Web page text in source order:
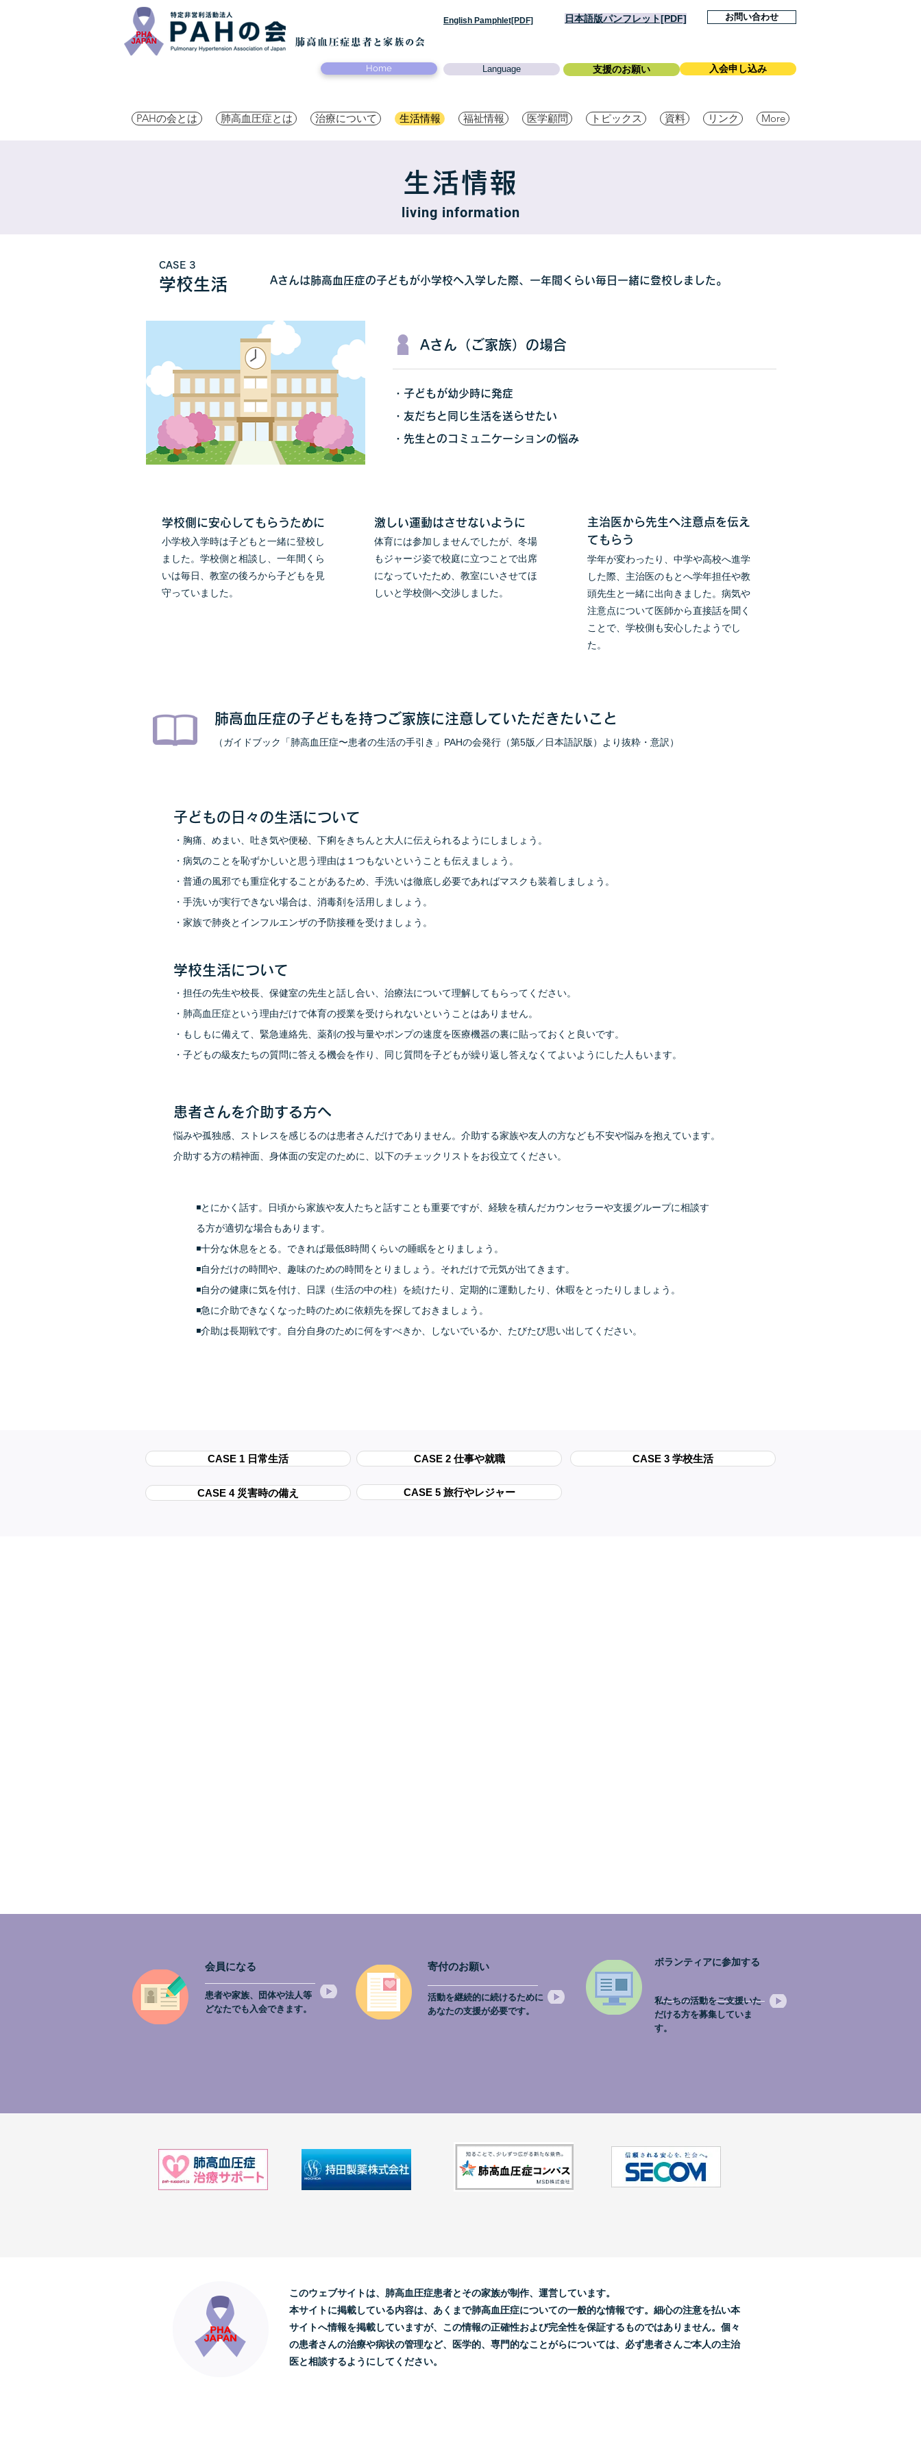
English Pamphlet[PDF] 日本語版パンフレット[PDF] お問い合わせ
Home Language 支援のお願い 入会申し込み
PAHの会とは 肺高血圧症とは 治療について 生活情報 福祉情報 医学顧問 トピックス 資料 リンク More
living information
生活情報
学校生活 Aさんは肺高血圧症の子どもが小学校へ入学した際、一年間くらい毎日一緒に登校しました。
CASE 3
Aさん（ご家族）の場合
・子どもが幼少時に発症
・友だちと同じ生活を送らせたい
・先生とのコミュニケーションの悩み
学校側に安心してもらうために
小学校入学時は子どもと一緒に登校し
ました。学校側と相談し、一年間くら
いは毎日、教室の後ろから子どもを見
守っていました。
激しい運動はさせないように
体育には参加しませんでしたが、冬場
もジャージ姿で校庭に立つことで出席
になっていたため、教室にいさせてほ
しいと学校側へ交渉しました。
主治医から先生へ注意点を伝え
てもらう
学年が変わったり、中学や高校へ進学
した際、主治医のもとへ学年担任や教
頭先生と一緒に出向きました。病気や
注意点について医師から直接話を聞く
ことで、学校側も安心したようでし
た。
肺高血圧症の子どもを持つご家族に注意していただきたいこと
（ガイドブック「肺高血圧症〜患者の生活の手引き」PAHの会発行（第5版／日本語訳版）より抜粋・意訳）
子どもの日々の生活について
・胸痛、めまい、吐き気や便秘、下痢をきちんと大人に伝えられるようにしましょう。
・︎病気のことを恥ずかしいと思う理由は１つもないということも伝えましょう。
・︎普通の風邪でも重症化することがあるため、手洗いは徹底し必要であればマスクも装着しましょう。
・︎手洗いが実行できない場合は、消毒剤を活用しましょう。
・︎家族で肺炎とインフルエンザの予防接種を受けましょう。
学校生活について
・︎担任の先生や校長、保健室の先生と話し合い、治療法について理解してもらってください。
・︎肺高血圧症という理由だけで体育の授業を受けられないということはありません。
・︎もしもに備えて、緊急連絡先、薬剤の投与量やポンプの速度を医療機器の裏に貼っておくと良いです。
・︎︎子どもの級友たちの質問に答える機会を作り、同じ質問を子どもが繰り返し答えなくてよいようにした人もいます。
患者さんを介助する方へ
悩みや孤独感、ストレスを感じるのは患者さんだけでありません。介助する家族や友人の方なども不安や悩みを抱えています。
介助する方の精神面、身体面の安定のために、以下のチェックリストをお役立てください。
◾️とにかく話す。日頃から家族や友人たちと話すことも重要ですが、経験を積んだカウンセラーや支援グループに相談す
る方が適切な場合もあります。
◾️十分な休息をとる。できれば最低8時間くらいの睡眠をとりましょう。
◾️自分だけの時間や、趣味のための時間をとりましょう。それだけで元気が出てきます。
◾️自分の健康に気を付け、日課（生活の中の柱）を続けたり、定期的に運動したり、休暇をとったりしましょう。
◾️急に介助できなくなった時のために依頼先を探しておきましょう。
◾️介助は長期戦です。自分自身のために何をすべきか、しないでいるか、たびたび思い出してください。
CASE 1 日常生活 CASE 2 仕事や就職 CASE 3 学校生活
CASE 4 災害時の備え CASE 5 旅行やレジャー
会員になる
患者や家族、団体や法人等
どなたでも入会できます。
寄付のお願い
活動を継続的に続けるために
あなたの支援が必要です。
ボランティアに参加する
私たちの活動をご支援いた
だける方を募集していま
す。
このウェブサイトは、肺高血圧症患者とその家族が制作、運営しています。
本サイトに掲載している内容は、あくまで肺高血圧症についての一般的な情報です。細心の注意を払い本
サイトへ情報を掲載していますが、この情報の正確性および完全性を保証するものではありません。個々
の患者さんの治療や病状の管理など、医学的、専門的なことがらについては、必ず患者さんご本人の主治
医と相談するようにしてください。